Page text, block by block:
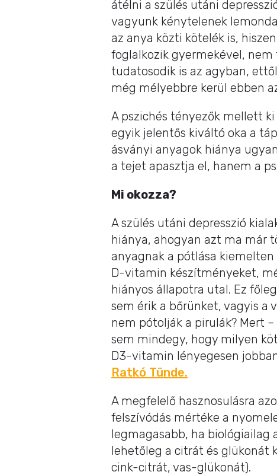
átélni a szülés utáni
vagyunk kénytelenek
az anya közti kötelék is,
foglalkozik gyermekével, nem
tudatosodik is az agyban,
még mélyebbre kerül ebben
A pszichés tényezők mellett
egyik jelentős kiváltó oka a
ásványi anyagok hiánya
a tejet apasztja el, hanem a
Mi okozza?
A szülés utáni depresszió
hiánya, ahogyan azt ma már
anyagnak a pótlása
D-vitamin készítményeket,
hiányos állapotra utal. Ez
sem érik a bőrünket, vagyis a
nem pótolják a pirulák? Mert
sem mindegy, hogy milyen
D3-vitamin lényegesen
Ratkó Tünde.
A megfelelő hasznosulásra
felszívódás mértéke a
legmagasabb, ha biológiailag
lehetőleg a citrát és glükonát
cink-citrát, vas-glükonát).